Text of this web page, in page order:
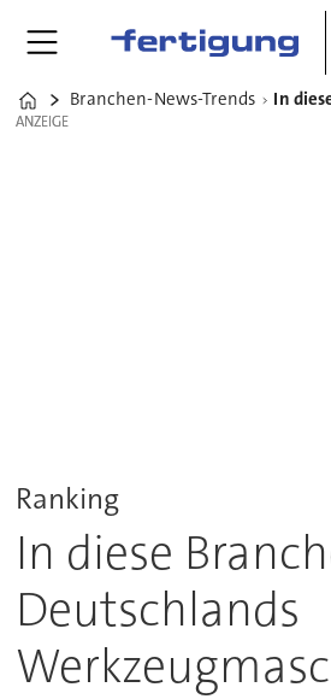
Home
Branchen-News-Trends
ANZEIGE
ANZEIGE
Ranking
In diese
Deutschlands